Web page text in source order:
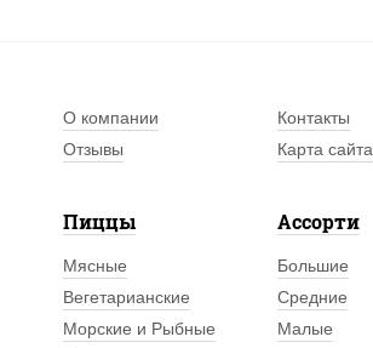
О компании Контакты
Отзывы
Карта сайта
Пиццы
Мясные
Вегетарианские
Морские и Рыбные
Ассорти
Большие
Средние
Малые